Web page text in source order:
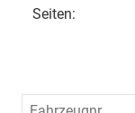
Seiten:
Fahrzeugnr.